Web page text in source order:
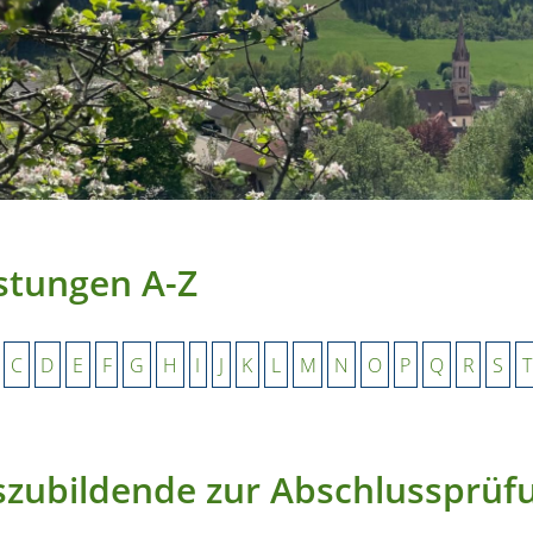
A-Z
C D E F G H I J K L M N O P Q R S T
zur